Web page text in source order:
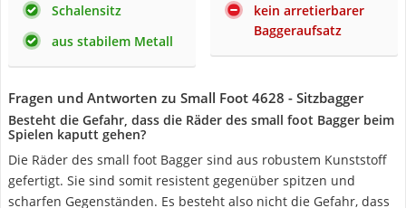
Schalensitz
aus stabilem Metall
kein arretierbarer
Baggeraufsatz
Fragen und Antworten zu Small Foot 4628 - Sitzbagger
Besteht die Gefahr, dass die Räder des small foot Bagger beim
Spielen kaputt gehen?
Die Räder des small foot Bagger sind aus robustem Kunststoff
gefertigt. Sie sind somit resistent gegenüber spitzen und
scharfen Gegenständen. Es besteht also nicht die Gefahr, dass